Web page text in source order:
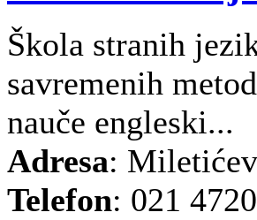
Škola stranih
savremenih
nauče engleski...
Adresa:
Telefon: 021